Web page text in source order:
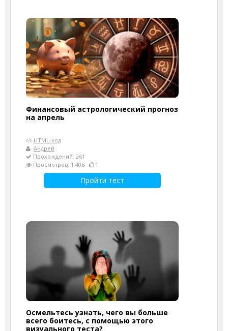
Финансовый астрологический прогноз
на апрель
HTML-код
Андрей
Прохождений: 261
Просмотров: 1 406
1
Пройти тест
Осмельтесь узнать, чего вы больше
всего боитесь, с помощью этого
визуального теста?